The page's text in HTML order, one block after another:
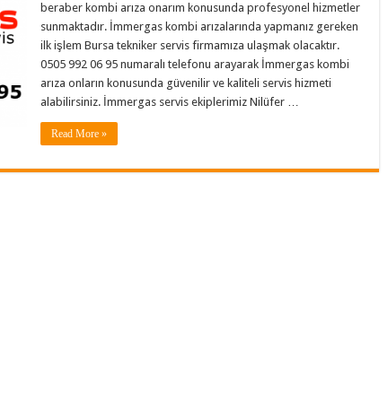
beraber kombi arıza onarım konusunda profesyonel hizmetler
sunmaktadır. İmmergas kombi arızalarında yapmanız gereken
ilk işlem Bursa tekniker servis firmamıza ulaşmak olacaktır.
0505 992 06 95 numaralı telefonu arayarak İmmergas kombi
arıza onların konusunda güvenilir ve kaliteli servis hizmeti
alabilirsiniz. İmmergas servis ekiplerimiz Nilüfer …
Read More »